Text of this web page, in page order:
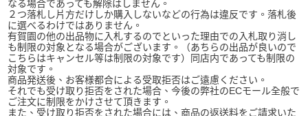
なる場合であっても解除はしません。
２つ落札し片方だけしか購入しないなどの行為は違反です。落札後
に選べるわけではありません。
有賀園の他の出品物に入札するのでといった理由での入札取り消し
も制限の対象となる場合がございます。（あちらの出品が良いので
こちらはキャンセル等は制限の対象です）同店内であっても制限の
対象です。
商品発送後、お客様都合による受取拒否はご遠慮ください。
それでも受け取り拒否をされた場合、今後の弊社のECモール全般で
ご注文に制限をかけさせて頂きます。
また、受け取り拒否をされた場合には、商品の返送料をご請求いた